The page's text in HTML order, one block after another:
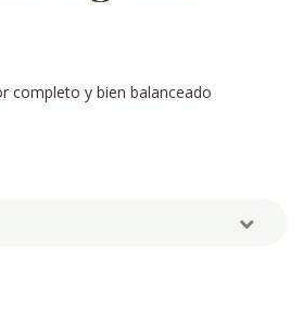
completo y bien balanceado